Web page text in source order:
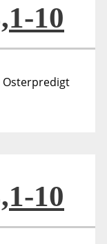
10
Osterpredigt
10